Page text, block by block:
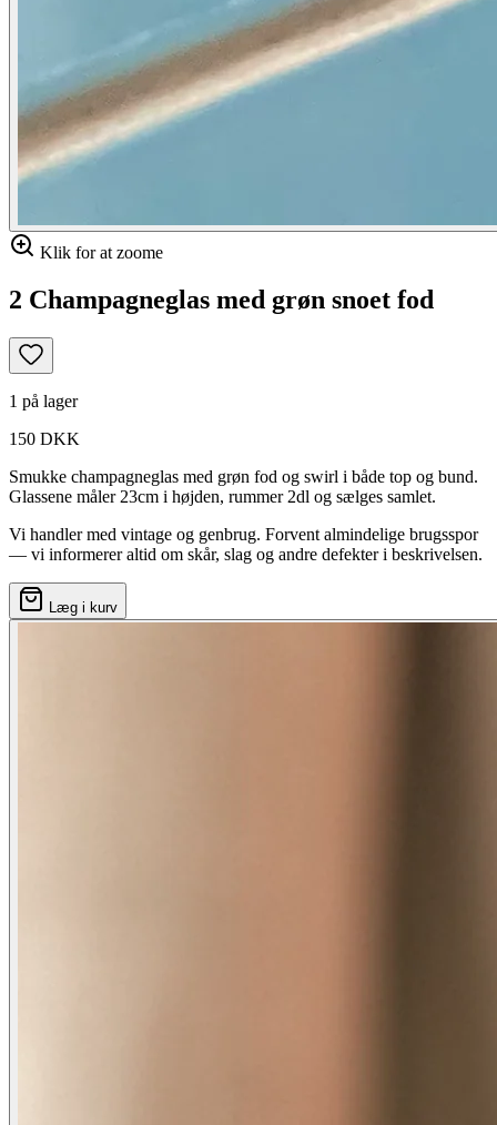
Klik for at zoome
2 Champagneglas med grøn snoet fod
1 på lager
150 DKK
Smukke champagneglas med grøn fod og swirl i både top og bund.
Glassene måler 23cm i højden, rummer 2dl og sælges samlet.
Vi handler med vintage og genbrug. Forvent almindelige brugsspor
— vi informerer altid om skår, slag og andre defekter i beskrivelsen.
Læg i kurv